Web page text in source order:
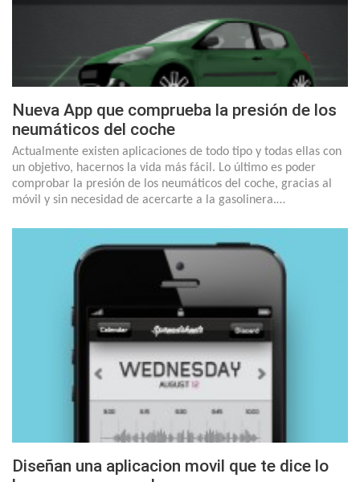
Nueva App que comprueba la presión de los
neumáticos del coche
Actualmente existen aplicaciones de todo tipo y todas ellas con
un objetivo, hacernos la vida más fácil. Lo último es poder
comprobar la presión de los neumáticos del coche, gracias al
móvil y sin necesidad de acercarte a la gasolinera.…
Diseñan una aplicacion movil que te dice lo